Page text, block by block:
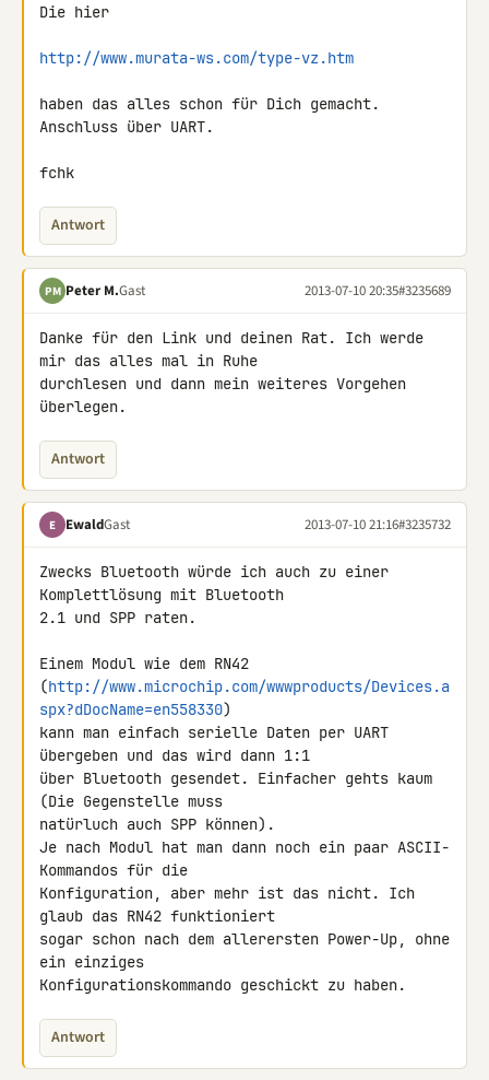
Die hier
http://www.murata-ws.com/type-vz.htm
haben das alles schon für Dich gemacht.
Anschluss über UART.
fchk
Antwort
PM Peter M.Gast 2013-07-10 20:35#3235689
Danke für den Link und deinen Rat. Ich werde
mir das alles mal in Ruhe
durchlesen und dann mein weiteres Vorgehen
überlegen.
Antwort
E EwaldGast 2013-07-10 21:16#3235732
Zwecks Bluetooth würde ich auch zu einer
Komplettlösung mit Bluetooth
2.1 und SPP raten.
Einem Modul wie dem RN42
(http://www.microchip.com/wwwproducts/Devices.a
spx?dDocName=en558330)
kann man einfach serielle Daten per UART
übergeben und das wird dann 1:1
über Bluetooth gesendet. Einfacher gehts kaum
(Die Gegenstelle muss
natürluch auch SPP können).
Je nach Modul hat man dann noch ein paar ASCII-
Kommandos für die
Konfiguration, aber mehr ist das nicht. Ich
glaub das RN42 funktioniert
sogar schon nach dem allerersten Power-Up, ohne
ein einziges
Konfigurationskommando geschickt zu haben.
Antwort